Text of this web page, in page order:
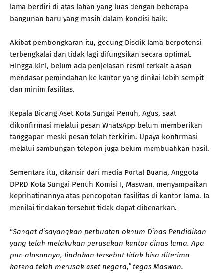
lama berdiri di atas lahan yang luas dengan beberapa
bangunan baru yang masih dalam kondisi baik.
Akibat pembongkaran itu, gedung Disdik lama berpotensi
terbengkalai dan tidak lagi difungsikan secara optimal.
Hingga kini, belum ada penjelasan resmi terkait alasan
mendasar pemindahan ke kantor yang dinilai lebih sempit
dan minim fasilitas.
Kepala Bidang Aset Kota Sungai Penuh, Agus, saat
dikonfirmasi melalui pesan WhatsApp belum memberikan
tanggapan meski pesan telah terkirim. Upaya konfirmasi
melalui sambungan telepon juga belum membuahkan hasil.
Sementara itu, dilansir dari media Portal Buana, Anggota
DPRD Kota Sungai Penuh Komisi I, Maswan, menyampaikan
keprihatinannya atas pencopotan fasilitas di kantor lama. Ia
menilai tindakan tersebut tidak dapat dibenarkan.
“Sangat disayangkan perbuatan oknum Dinas Pendidikan
yang telah melakukan perusakan kantor dinas lama. Apa
pun alasannya, tindakan tersebut tidak bisa diterima
karena telah merusak aset negara,” tegas Maswan.